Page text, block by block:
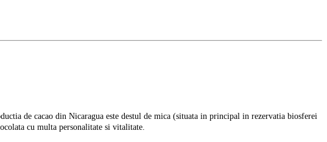
de cacao din Nicaragua este destul de mica (situata in principal in rezervatia biosferei
cu multa personalitate si vitalitate.